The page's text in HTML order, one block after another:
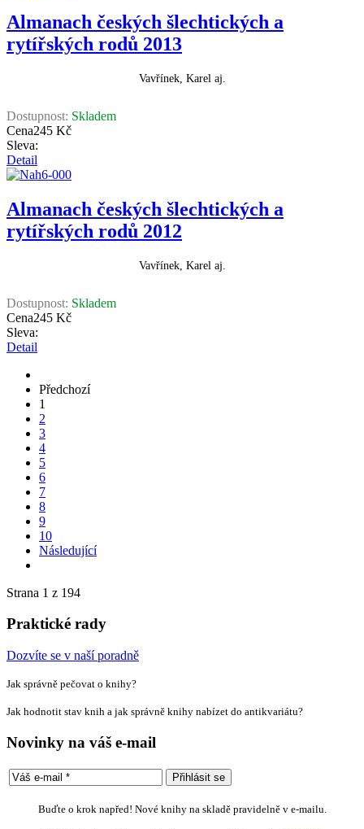
Almanach českých šlechtických a
rytířských rodů 2013
Vavřínek, Karel aj.
Dostupnost: Skladem
Cena245 Kč
Sleva:
Detail
Almanach českých šlechtických a
rytířských rodů 2012
Vavřínek, Karel aj.
Dostupnost: Skladem
Cena245 Kč
Sleva:
Detail
Předchozí
1
2
3
4
5
6
7
8
9
10
Následující
Strana 1 z 194
Praktické rady
Dozvíte se v naší poradně
Jak správně pečovat o knihy?
Jak hodnotit stav knih a jak správně knihy nabízet do antikvariátu?
Novinky na váš e-mail
Buďte o krok napřed! Nové knihy na skladě pravidelně v e-mailu.